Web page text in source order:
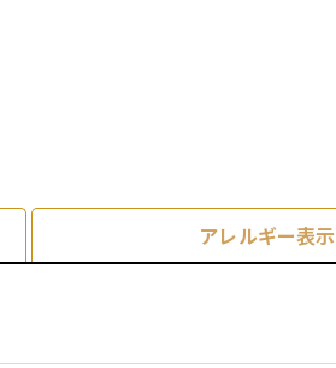
アレルギー表示